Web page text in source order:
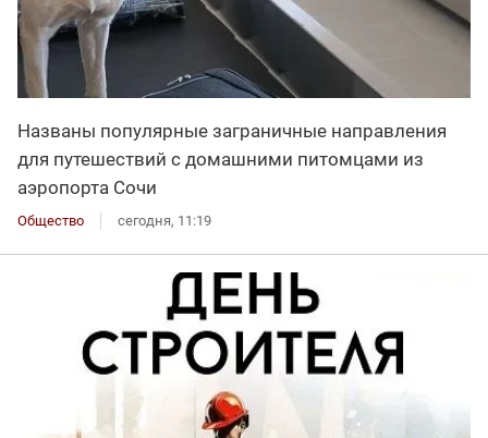
Названы популярные заграничные направления
для путешествий с домашними питомцами из
аэропорта Сочи
Общество сегодня, 11:19